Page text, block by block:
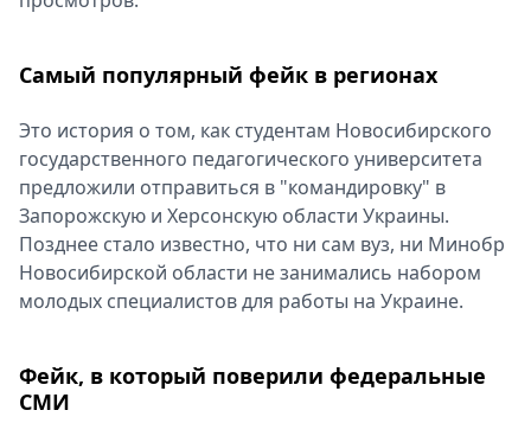
Самый популярный фейк в регионах
Это история о том, как студентам Новосибирского
государственного педагогического университета
предложили отправиться в "командировку" в
Запорожскую и Херсонскую области Украины.
Позднее стало известно, что ни сам вуз, ни Минобр
Новосибирской области не занимались набором
молодых специалистов для работы на Украине.
Фейк, в который поверили федеральные
СМИ